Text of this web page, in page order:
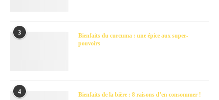
3
Bienfaits du curcuma : une épice aux super-
pouvoirs
4 Bienfaits de la bière : 8 raisons d’en consommer !